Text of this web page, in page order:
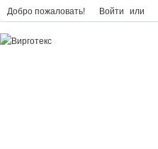
Добро пожаловать! Войти или